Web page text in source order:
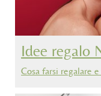
Idee regalo
Cosa farsi regalare